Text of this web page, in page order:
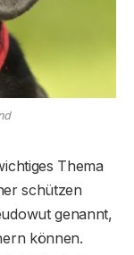
Thema
schützen
genannt,
können.